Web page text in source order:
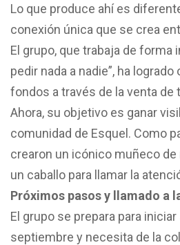
Lo que produce ahí es
conexión única que se crea
El grupo, que trabaja de forma
pedir nada a nadie”, ha
fondos a través de la venta de
Ahora, su objetivo es ganar
comunidad de Esquel. Como
crearon un icónico muñeco
un caballo para llamar la
Próximos pasos y llamado a
El grupo se prepara para
septiembre y necesita de la